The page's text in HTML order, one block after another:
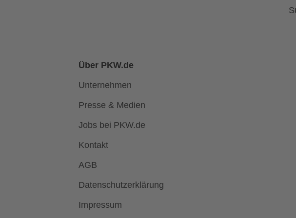
Über PKW.de
Unternehmen
Presse & Medien
Jobs bei PKW.de
Kontakt
AGB
Datenschutzerklärung
Impressum